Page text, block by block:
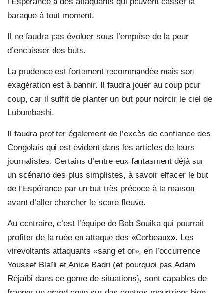
l’Espérance a des attaquants qui peuvent casser la
baraque à tout moment.
Il ne faudra pas évoluer sous l’emprise de la peur
d’encaisser des buts.
La prudence est fortement recommandée mais son
exagération est à bannir. Il faudra jouer au coup pour
coup, car il suffit de planter un but pour noircir le ciel de
Lubumbashi.
Il faudra profiter également de l’excès de confiance des
Congolais qui est évident dans les articles de leurs
journalistes. Certains d’entre eux fantasment déjà sur
un scénario des plus simplistes, à savoir effacer le but
de l’Espérance par un but très précoce à la maison
avant d’aller chercher le score fleuve.
Au contraire, c’est l’équipe de Bab Souika qui pourrait
profiter de la ruée en attaque des «Corbeaux». Les
virevoltants attaquants «sang et or», en l’occurrence
Youssef Blaïli et Anice Badri (et pourquoi pas Adam
Réjaïbi dans ce genre de situations), sont capables de